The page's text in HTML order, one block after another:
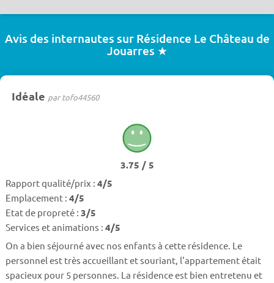
Avis des internautes sur Résidence Le Château de
Jouarres ★
Idéale par tofo44560
3.75 / 5
Rapport qualité/prix : 4/5
Emplacement : 4/5
Etat de propreté : 3/5
Services et animations : 4/5
On a bien séjourné avec nos enfants à cette résidence. Le
personnel est très accueillant et souriant, l'appartement était
spacieux pour 5 personnes. La résidence est bien entretenu et